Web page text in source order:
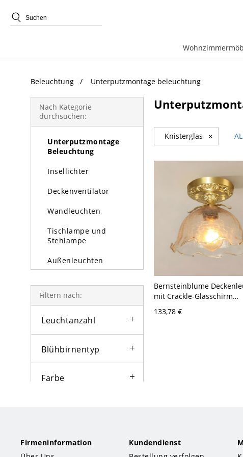
Beleuchtung Unterputzmontage beleuchtung
Nach Kategorie
durchsuchen:
Beleuchtung
Kronleuchter
Pendelleuchte
Unterputzmontage
Beleuchtung
Insellichter
Deckenventilator
Wandleuchten
Tischlampe und
Stehlampe
Außenleuchten
Filtern nach:
Leuchtanzahl
Blühbirnentyp
Farbe
Knisterglas ×
Bernsteinblume
mit Crackle-Glasschirm
133,78 €
Firmeninformation
Kundendienst